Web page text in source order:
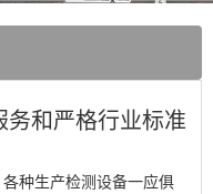
和严格行业标准
种生产检测设备一应俱